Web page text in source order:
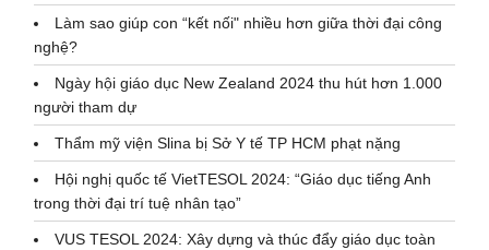
Làm sao giúp con “kết nối" nhiều hơn giữa thời đại công
nghệ?
Ngày hội giáo dục New Zealand 2024 thu hút hơn 1.000
người tham dự
Thẩm mỹ viện Slina bị Sở Y tế TP HCM phạt nặng
Hội nghị quốc tế VietTESOL 2024: “Giáo dục tiếng Anh
trong thời đại trí tuệ nhân tạo”
VUS TESOL 2024: Xây dựng và thúc đẩy giáo dục toàn